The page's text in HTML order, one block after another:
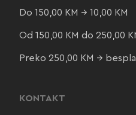
Do 150,00 KM → 10,00 KM
Od 150,00 KM do 250,00
Preko 250,00 KM →
KONTAKT